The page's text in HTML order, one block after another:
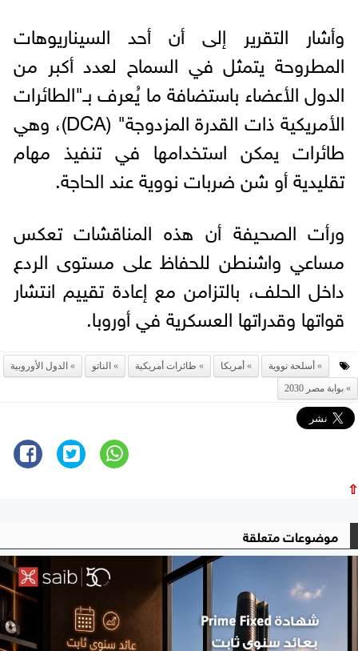
وأشار التقرير إلى أن أحد السيناريوهات
المطروحة يتمثل في السماح لعدد أكبر من
الدول الأعضاء باستضافة ما يُعرف بـ"الطائرات
الأمريكية ذات القدرة المزدوجة" (DCA)، وهي
طائرات يمكن استخدامها في تنفيذ مهام
تقليدية أو شن ضربات نووية عند الحاجة.
ورأت الصحيفة أن هذه المناقشات تعكس
مساعي واشنطن للحفاظ على مستوى الردع
داخل الحلف، بالتزامن مع إعادة تقييم انتشار
قواتها وقدراتها العسكرية في أوروبا.
أسلحة نووية أمريكا طائرات أمريكية الناتو
الدول الأوروبية
بوابة مصر 2030
⇧
موضوعات متعلقة